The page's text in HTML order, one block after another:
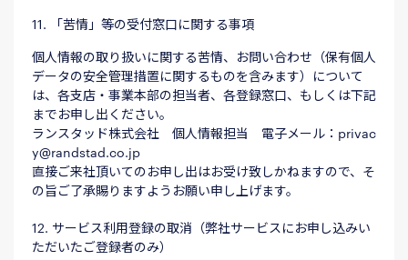
11. 「苦情」等の受付窓口に関する事項
個人情報の取り扱いに関する苦情、お問い合わせ（保有個人
データの安全管理措置に関するものを含みます）について
は、各支店・事業本部の担当者、各登録窓口、もしくは下記
までお申し出ください。
ランスタッド株式会社 個人情報担当 電子メール：privac
y@randstad.co.jp
直接ご来社頂いてのお申し出はお受け致しかねますので、そ
の旨ご了承賜りますようお願い申し上げます。
12. サービス利用登録の取消（弊社サービスにお申し込みい
ただいたご登録者のみ）